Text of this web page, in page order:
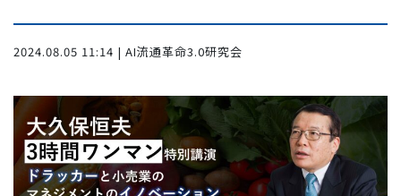
2024.08.05 11:14 | AI流通革命3.0研究会